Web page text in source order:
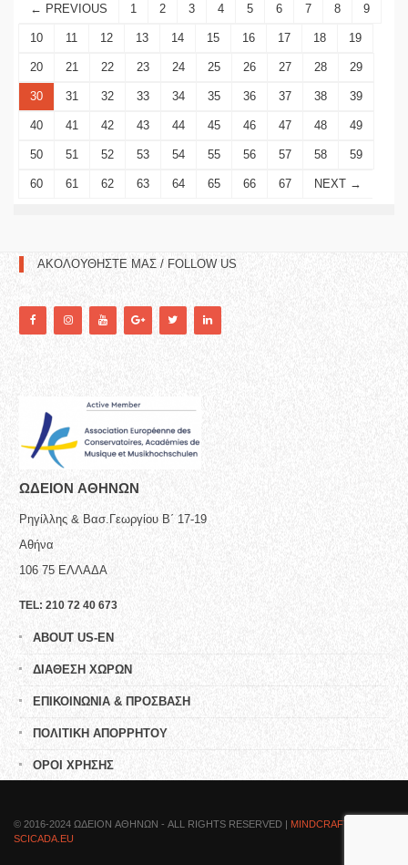
← PREVIOUS 1 2 3 4 5 6 7 8 9
10 11 12 13 14 15 16 17 18 19
20 21 22 23 24 25 26 27 28 29
30 31 32 33 34 35 36 37 38 39
40 41 42 43 44 45 46 47 48 49
50 51 52 53 54 55 56 57 58 59
60 61 62 63 64 65 66 67 NEXT →
ΑΚΟΛΟΥΘΗΣΤΕ ΜΑΣ / FOLLOW US
ΩΔΕΙΟN ΑΘΗΝΩΝ
Ρηγίλλης & Βασ.Γεωργίου Β΄ 17-19
Αθήνα
106 75 ΕΛΛΑΔΑ
TEL: 210 72 40 673
ABOUT US-EN
ΔΙΑΘΕΣΗ ΧΩΡΩΝ
ΕΠΙΚΟΙΝΩΝΙΑ & ΠΡΟΣΒΑΣΗ
ΠΟΛΙΤΙΚΗ ΑΠΟΡΡΗΤΟΥ
ΟΡΟΙ ΧΡΗΣΗΣ
© 2016-2024 ΩΔΕΙΟN ΑΘΗΝΩΝ - ALL RIGHTS RESERVED | MINDCRAFTED BY
SCICADA.EU